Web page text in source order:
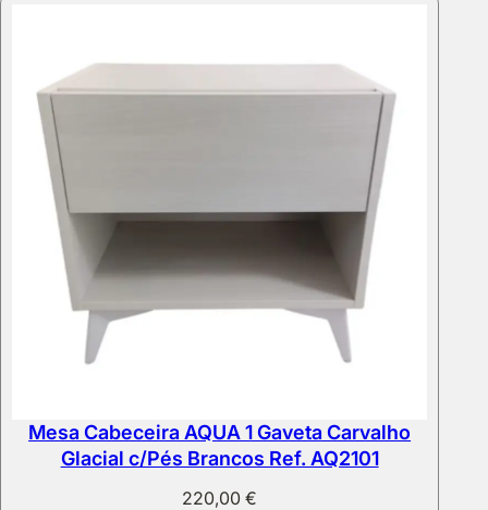
Mesa Cabeceira AQUA 1 Gaveta Carvalho
Glacial c/Pés Brancos Ref. AQ2101
220,00€